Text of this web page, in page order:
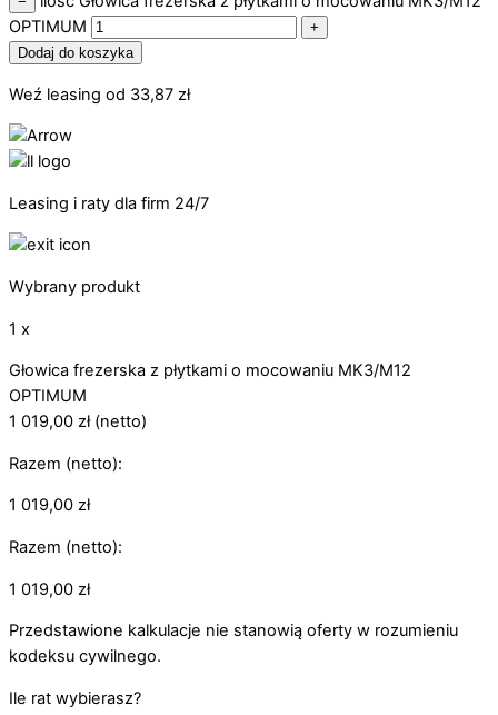
OPTIMUM
+
Dodaj do koszyka
Weź leasing od 33,87 zł
Leasing i raty dla firm 24/7
Wybrany produkt
1 x
Głowica frezerska z płytkami o mocowaniu MK3/M12
OPTIMUM
1 019,00 zł(netto)
Razem (netto):
1 019,00 zł
Razem (netto):
1 019,00 zł
Przedstawione kalkulacje nie stanowią oferty w rozumieniu
kodeksu cywilnego.
Ile rat wybierasz?